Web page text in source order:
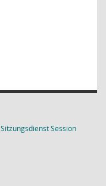
SitzungsdienstSession(Wird in